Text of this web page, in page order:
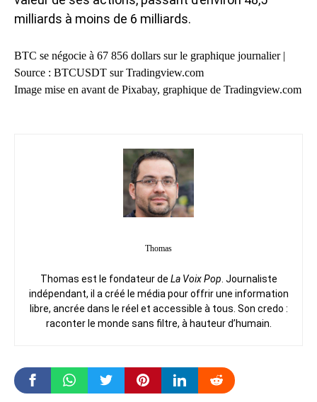
milliards à moins de 6 milliards.
BTC se négocie à 67 856 dollars sur le graphique journalier |
Source : BTCUSDT sur Tradingview.com
Image mise en avant de Pixabay, graphique de Tradingview.com
Thomas
Thomas est le fondateur de La Voix Pop. Journaliste
indépendant, il a créé le média pour offrir une information
libre, ancrée dans le réel et accessible à tous. Son credo :
raconter le monde sans filtre, à hauteur d’humain.